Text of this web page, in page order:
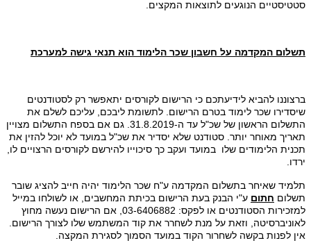
סטטיסטיים הנוגעים לתוצאות המקצים.
תשלום המקדמה על חשבון שכר הלימוד הוא תנאי גישה למערכת
ברצוננו להביא לידיעתכם כי הרישום לקורסים יתאפשר רק לסטודנטים
שיסדירו שכר לימוד בטרם הרישום. לתשומת ליבכם, עליכם לשלם את
התשלום הראשון של שכ"ל עד ה-31.8.2019. גם אם בספח התשלום מצויין
תאריך מאוחר יותר. סטודנט שלא יסדיר את שכ"ל במועד לא יוכל להזין את
תכנית הלימודים שלו במועד ועקב כך סיכוייו להירשם לקורסים הרצויים לו,
ירדו.
תלמיד שאיחר בתשלום המקדמה ע"ח שכר הלימוד יהיה חייב להציג שובר
תשלום חתום ע"י הבנק בעת הרישום בכיתת המחשבים, או לשולחו במייל
למזכירות הסטודנטים או לפקס: 03-6406882, אם הרישום נעשה מחוץ
לאוניברסיטה, וזאת על מנת לשחרר את קוד המשתמש שלו לצורך הרישום.
אין לפנות בקשה לשחרור הקוד במועד הסמוך לסגירת המקצה.